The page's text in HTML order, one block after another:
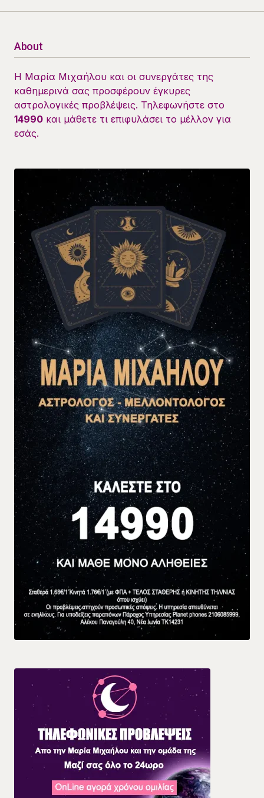
About
Η Μαρία Μιχαήλου και οι συνεργάτες της
καθημερινά σας προσφέρουν έγκυρες
αστρολογικές προβλέψεις. Τηλεφωνήστε στο
14990 και μάθετε τι επιφυλάσει το μέλλον για
εσάς.